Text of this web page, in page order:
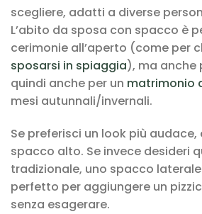
scegliere, adatti a diverse
L’abito da sposa con spacco è
cerimonie all’aperto (come per
sposarsi in spiaggia), ma anche
quindi anche per un matrimonio
mesi autunnali/invernali.
Se preferisci un look più
spacco alto. Se invece desideri
tradizionale, uno spacco
perfetto per aggiungere un
senza esagerare.